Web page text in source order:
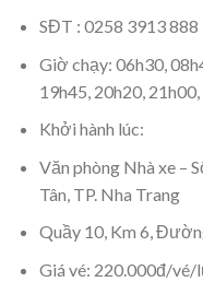
SĐT : 0258 3913 888
Giờ chạy: 06h30,
19h45, 20h20,
Khởi hành lúc:
Văn phòng Nhà xe –
Tân, TP. Nha Trang
Quầy 10, Km 6,
Giá vé: 220.000đ/